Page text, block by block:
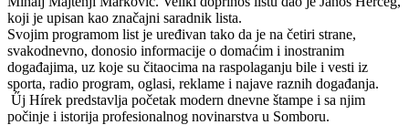
koji je upisan kao značajni saradnik lista.
Svojim programom list je uređivan tako da je na četiri strane,
svakodnevno, donosio informacije o domaćim i inostranim
događajima, uz koje su čitaocima na raspolaganju bile i vesti iz
sporta, radio program, oglasi, reklame i najave raznih događanja.
Űj Hírek predstavlja početak modern dnevne štampe i sa njim
počinje i istorija profesionalnog novinarstva u Somboru.